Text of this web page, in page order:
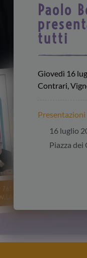
Paolo
tutti
Giovedì 16
Contrari,
Presentazioni
16 luglio
Piazza